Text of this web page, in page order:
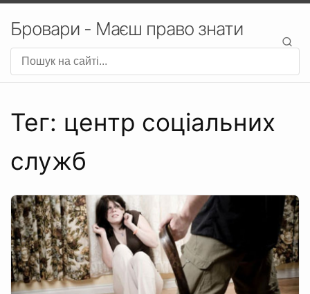
Бровари - Маєш право знати
Тег: центр соціальних
служб